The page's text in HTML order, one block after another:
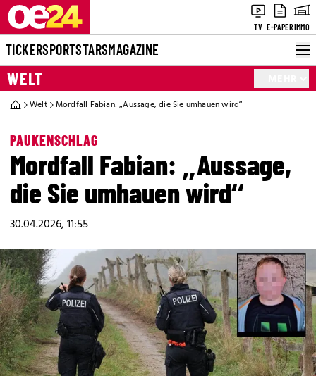
TV E-PAPERIMMO
TICKERSPORTSTARSMAGAZINE
WELT
Welt Mordfall Fabian: „Aussage, die Sie umhauen wird“
PAUKENSCHLAG
Mordfall Fabian: „Aussage,
die Sie umhauen wird“
30.04.2026, 11:55